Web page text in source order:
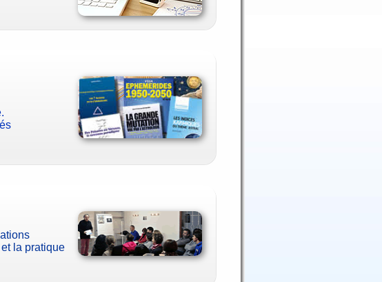
la pratique